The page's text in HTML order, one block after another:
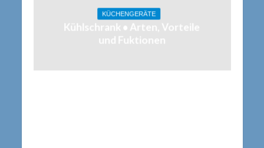
KÜCHENGERÄTE
Kühlschrank • Arten, Vorteile
und Fuktionen